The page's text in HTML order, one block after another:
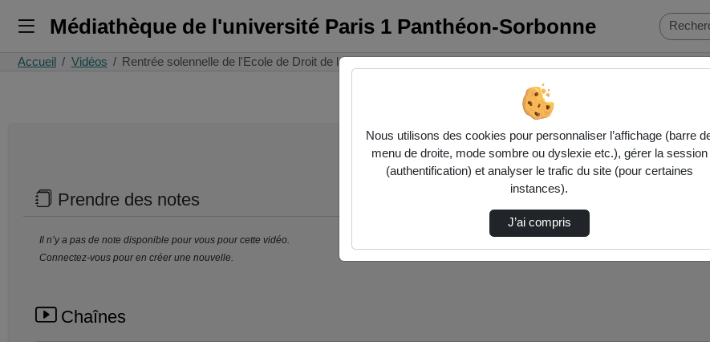
Médiathèque de l'université Paris 1 Panthéon-Sorbonne
Accueil Vidéos Rentrée solennelle de l'Ecole de Droit de la…
Prendre des notes
Il n’y a pas de note disponible pour vous pour cette vidéo.
Connectez-vous pour en créer une nouvelle.
Chaînes
Nous utilisons des cookies pour personnaliser l’affichage (barre
menu de droite, mode sombre ou dyslexie etc.), gérer la session
(authentification) et analyser le trafic du site (pour certaines
instances).
J’ai compris